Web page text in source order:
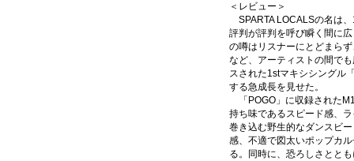
＜レビュー＞
SPARTA LOCALSの名は
評判が評判を呼び瞬く間に
の噂はリスナーにとどまら
など、アーティストの間で
スされた1stマキシシングル
する急成長を見せた。
「POGO」に収録された
持ち味であるスピード感、
巻き込む野生的なダンスビ
感、不適で図太いポップカ
る。同時に、恐ろしさとと